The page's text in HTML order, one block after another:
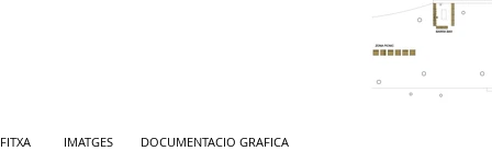
FITXA IMATGES DOCUMENTACIO GRAFICA